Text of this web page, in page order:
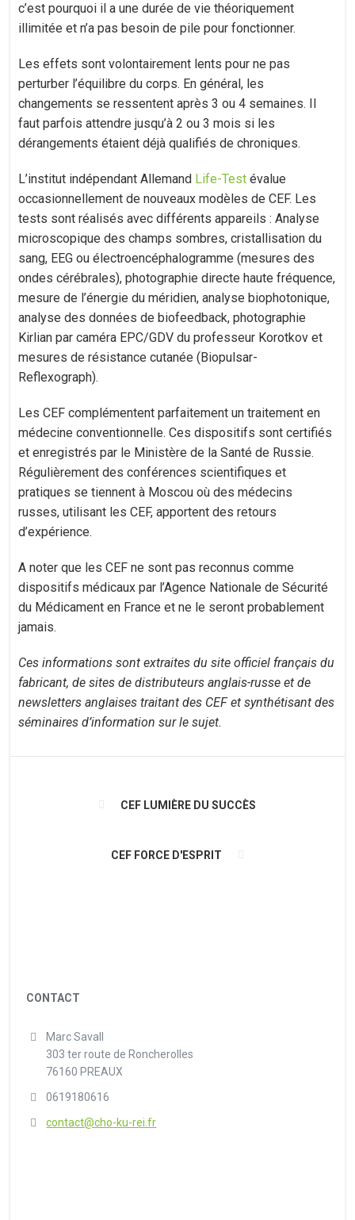
c’est pourquoi il a une durée de vie théoriquement
illimitée et n’a pas besoin de pile pour fonctionner.
Les effets sont volontairement lents pour ne pas
perturber l’équilibre du corps. En général, les
changements se ressentent après 3 ou 4 semaines. Il
faut parfois attendre jusqu’à 2 ou 3 mois si les
dérangements étaient déjà qualifiés de chroniques.
L’institut indépendant Allemand Life-Test évalue
occasionnellement de nouveaux modèles de CEF. Les
tests sont réalisés avec différents appareils : Analyse
microscopique des champs sombres, cristallisation du
sang, EEG ou électroencéphalogramme (mesures des
ondes cérébrales), photographie directe haute fréquence,
mesure de l’énergie du méridien, analyse biophotonique,
analyse des données de biofeedback, photographie
Kirlian par caméra EPC/GDV du professeur Korotkov et
mesures de résistance cutanée (Biopulsar-
Reflexograph).
Les CEF complémentent parfaitement un traitement en
médecine conventionnelle. Ces dispositifs sont certifiés
et enregistrés par le Ministère de la Santé de Russie.
Régulièrement des conférences scientifiques et
pratiques se tiennent à Moscou où des médecins
russes, utilisant les CEF, apportent des retours
d’expérience.
A noter que les CEF ne sont pas reconnus comme
dispositifs médicaux par l’Agence Nationale de Sécurité
du Médicament en France et ne le seront probablement
jamais.
Ces informations sont extraites du site officiel français du
fabricant, de sites de distributeurs anglais-russe et de
newsletters anglaises traitant des CEF et synthétisant des
séminaires d’information sur le sujet.
CEF LUMIÈRE DU SUCCÈS
CEF FORCE D'ESPRIT
CONTACT
Marc Savall
303 ter route de Roncherolles
76160 PREAUX
0619180616
contact@cho-ku-rei.fr